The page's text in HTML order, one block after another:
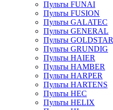
Пульты FUNAI
Пульты FUSION
Пульты GALATEC
Пульты GENERAL
Пульты GOLDSTAR
Пульты GRUNDIG
Пульты HAIER
Пульты HAMBER
Пульты HARPER
Пульты HARTENS
Пульты HEC
Пульты HELIX